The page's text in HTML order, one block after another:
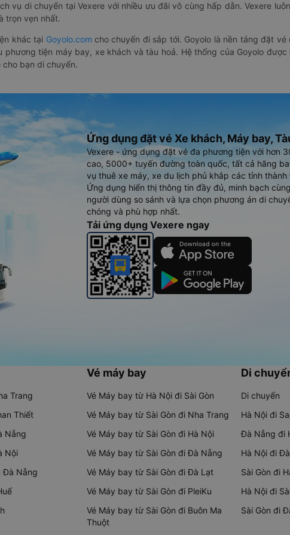
vụ di chuyển tại Vexere với nhiều ưu đãi vô cùng hấp dẫn. Vexere
trọn vẹn nhất.
khác tại Goyolo.com cho chuyến đi sắp tới. Goyolo là nền tảng đặt
phương tiện máy bay, xe khách và tàu hoả. Hệ thống của Goyolo
bạn di chuyển.
Ứng dụng đặt vé Xe khách, Máy bay,
Vexere - ứng dụng đặt vé đa phương tiện với hơn
cao, 5000+ tuyến đường toàn quốc, tất cả hãng
vụ thuê xe máy, xe du lịch phủ khắp các tỉnh thành
Ứng dụng hiển thị thông tin đầy đủ, minh bạch
người dùng so sánh và lựa chọn phương án di
chóng và phù hợp nhất.
Tải ứng dụng Vexere ngay
Trang
Thiết
Nẵng
Nội
Đà Nẵng
Vé máy bay
Vé Máy bay từ Hà Nội đi Sài Gòn
Vé Máy bay từ Sài Gòn đi Nha Trang
Vé Máy bay từ Sài Gòn đi Hà Nội
Vé Máy bay từ Sài Gòn đi Đà Nẵng
Vé Máy bay từ Sài Gòn đi Đà Lạt
Vé Máy bay từ Sài Gòn đi PleiKu
Vé Máy bay từ Sài Gòn đi Buôn Ma
Thuột
Di
Di chuyển
Hà Nội đi
Đà Nẵng đi
Hà Nội đi
Sài Gòn đi
Hà Nội đi
Sài Gòn đi